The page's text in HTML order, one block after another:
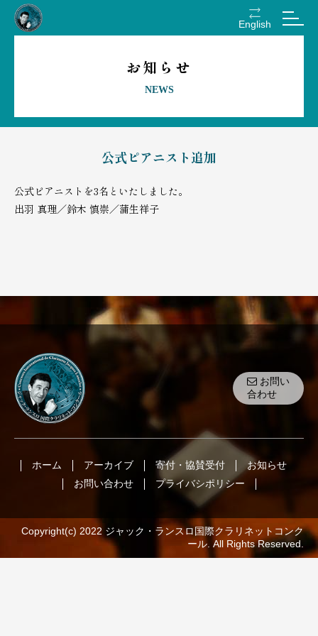
English
お知らせ
NEWS
公式ピアニスト追加
公式ピアニストを3名といたしました。
出羽 真理／鈴木 慎崇／蒲生祥子
お問い
合わせ
ホーム アーカイブ 寄付・協賛受付
お知らせ
お問い合わせ
プライバシポリシー
Copyright(c) 2022 ジャック・ランスロ国際クラリネットコンク
ール. All Rights Reserved.